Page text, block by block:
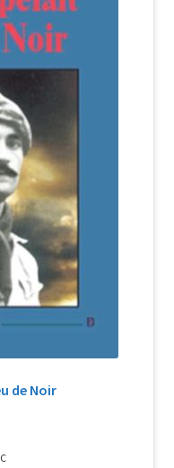
de Noir